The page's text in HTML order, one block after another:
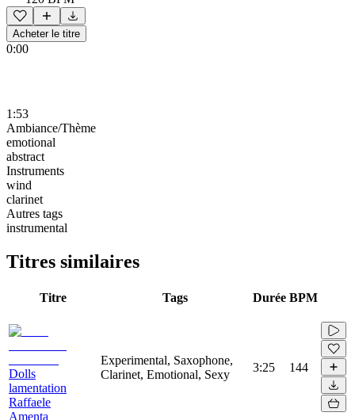
Acheter le titre
0:00
1:53
Ambiance/Thème
emotional
abstract
Instruments
wind
clarinet
Autres tags
instrumental
Titres similaires
Titre Tags Durée BPM
Dolls
lamentation
Raffaele
Amenta
Experimental, Saxophone,
Clarinet, Emotional, Sexy
3:25 144